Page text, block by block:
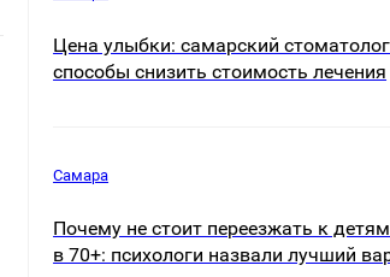
Цена улыбки: самарский
способы снизить стоимость лечения
Самара
Почему не стоит переезжать к
в 70+: психологи назвали лучший